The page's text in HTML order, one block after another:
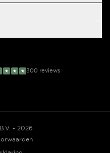
★ ★ ★ 300 reviews
- 2026